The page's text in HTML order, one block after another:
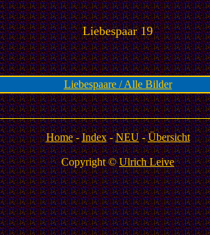
Liebespaar 19
Liebespaare / Alle Bilder
Home-Index-NEU-Übersicht
Copyright ©Ulrich Leive